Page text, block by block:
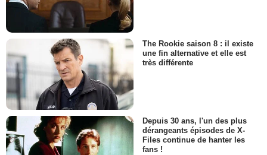
The Rookie saison 8 : il existe
une fin alternative et elle est
très différente
Depuis 30 ans, l'un des plus
dérangeants épisodes de X-
Files continue de hanter les
fans !